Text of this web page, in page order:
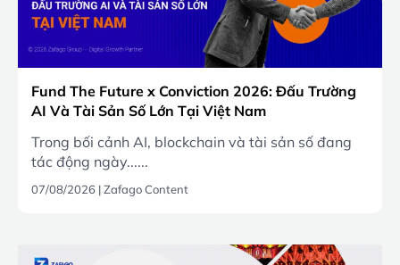
Fund The Future x Conviction 2026: Đấu Trường
AI Và Tài Sản Số Lớn Tại Việt Nam
Trong bối cảnh AI, blockchain và tài sản số đang
tác động ngày......
07/08/2026 |Zafago Content